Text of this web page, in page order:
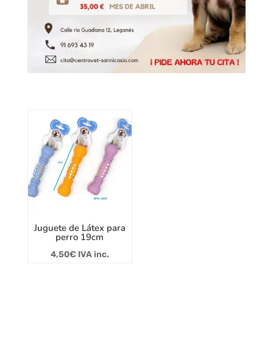
Juguete de Látex para
perro 19cm
4,50€ IVA inc.